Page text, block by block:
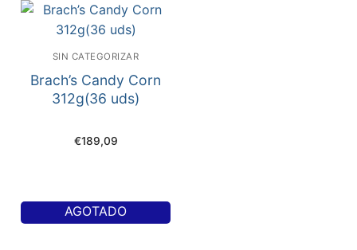
SIN CATEGORIZAR
Brach’s Candy Corn
312g(36 uds)
€189,09
AGOTADO